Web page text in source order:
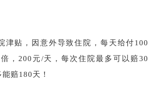
津贴，因意外导致住院，每天给付100
，200元/天，每次住院最多可以赔30
赔180天！